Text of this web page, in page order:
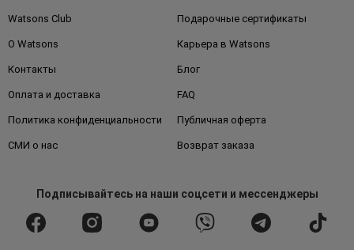
Watsons Club Подарочные сертификаты
О Watsons Карьера в Watsons
Контакты Блог
Оплата и доставка FAQ
Политика конфиденциальности Публичная оферта
СМИ о нас Возврат заказа
Подписывайтесьна наши соцсети и мессенджеры